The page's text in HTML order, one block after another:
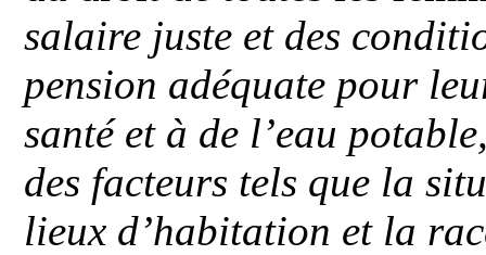
salaire juste et des
pension adéquate pour
santé et à de l’eau
des facteurs tels que la
lieux d’habitation et la